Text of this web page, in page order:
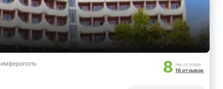
8 На основе
16 отзывов